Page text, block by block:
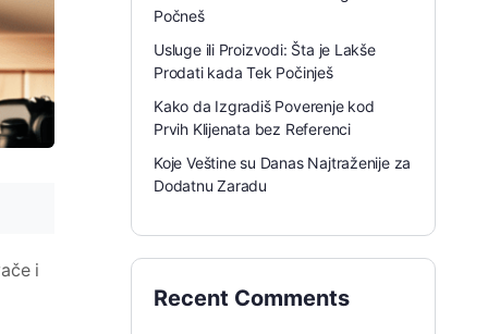
i
Počneš
Usluge ili Proizvodi: Šta je Lakše
Prodati kada Tek Počinješ
Kako da Izgradiš Poverenje kod
Prvih Klijenata bez Referenci
Koje Veštine su Danas Najtraženije za
Dodatnu Zaradu
Recent Comments